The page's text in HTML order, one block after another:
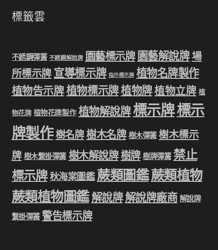
標籤雲
不銹鋼彈簧 不銹鋼解說牌 園藝標示牌 園藝解說牌場
所標示牌 宣導標示牌 指示標示牌 植物名牌製作
植物告示牌植物標示牌植物牌植物立牌 植
物花牌 植物花牌製作 植物解說牌 標示牌標示
牌製作樹名牌樹木名牌 樹木彈簧 樹木標示
牌 樹木繫掛彈簧 樹木解說牌樹牌 樹牌彈簧 禁止
標示牌 秋海棠圖鑑 蕨類圖鑑蕨類植物
蕨類植物圖鑑解說牌解說牌廠商 解說牌
繫掛彈簧 警告標示牌